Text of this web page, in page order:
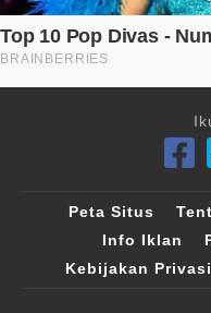
Peta Situs
Info Iklan
Kebijakan Privasi